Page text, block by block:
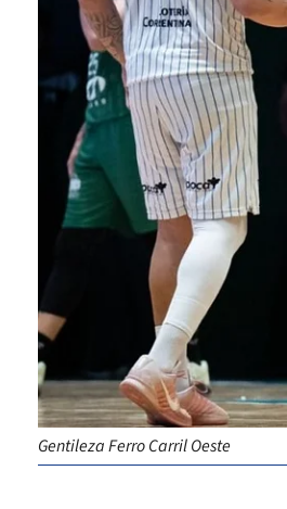
Gentileza Ferro Carril Oeste